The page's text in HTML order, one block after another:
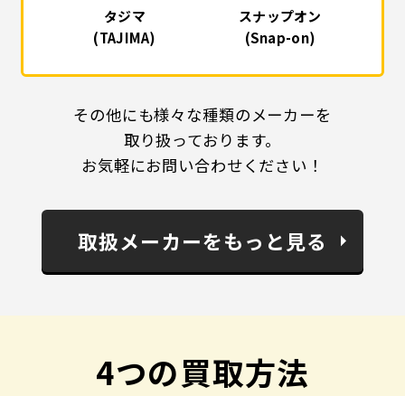
タジマ
(TAJIMA)
スナップオン
(Snap-on)
その他にも様々な種類のメーカーを
取り扱っております。
お気軽にお問い合わせください！
取扱メーカーをもっと見る
4つの買取方法